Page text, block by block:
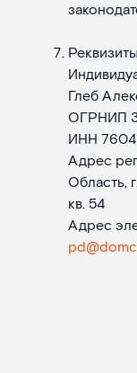
Глеб
ОГРНИП
ИНН
Адрес
Область,
кв. 54
Адрес